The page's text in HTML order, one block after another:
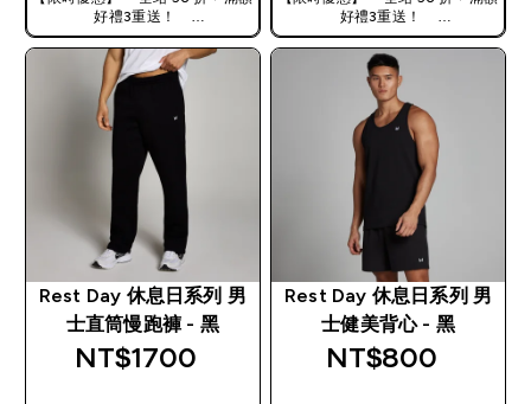
好禮3重送！
使用優惠碼，獲得額外折扣：
TW56
好禮3重送！
使用優惠碼，獲得額外折扣：
TW56
Rest Day 休息日系列 男
士直筒慢跑褲 - 黑
NT$1700‎
Rest Day 休息日系列 男
士健美背心 - 黑
NT$800‎